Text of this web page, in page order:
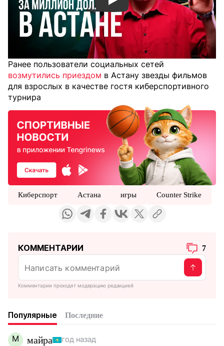
Смотреть видео YouTube
Ранее пользователи социальных сетей
возмутились приездом в Астану звезды фильмов
для взрослых в качестве гостя киберспортивного
турнира
Киберспорт Астана игры Counter Strike
КОММЕНТАРИИ 7
Комментарии проходят модерацию редакцией
Популярные Последние
М майра год назад